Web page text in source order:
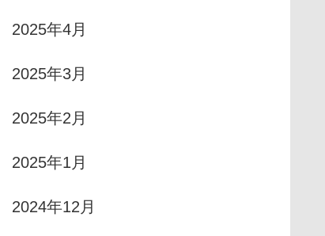
2025年4月
2025年3月
2025年2月
2025年1月
2024年12月